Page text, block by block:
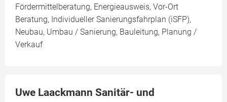
Fördermittelberatung, Energieausweis, Vor-Ort
Beratung, Individueller Sanierungsfahrplan (iSFP),
Neubau, Umbau / Sanierung, Bauleitung, Planung /
Verkauf
Uwe Laackmann Sanitär- und